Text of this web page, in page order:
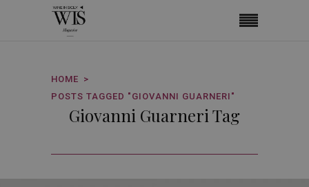
HOME
POSTS TAGGED "GIOVANNI GUARNERI"
Giovanni Guarneri Tag